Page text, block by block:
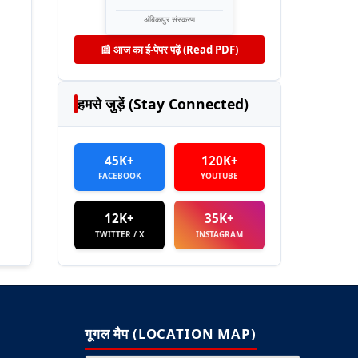
अंबिकापुर संस्करण
📰 आज का ई-पेपर पढ़ें (Read PDF)
हमसे जुड़ें (Stay Connected)
45K+
FACEBOOK
120K+
YOUTUBE
12K+
TWITTER / X
35K+
INSTAGRAM
गूगल मैप (LOCATION MAP)